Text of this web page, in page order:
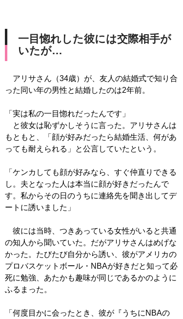
一目惚れした彼には交際相手が
いたが…
アリサさん（34歳）が、友人の結婚式で知り合
った同い年の男性と結婚したのは2年前。
「実は私の一目惚れだったんです」
と彼女は恥ずかしそうに言った。アリサさんは
もともと、「顔が好みだったら結婚生活、何があ
っても耐えられる」と公言していたという。
「ケンカしても顔が好みなら、すぐ仲直りできる
し。夫となった人は本当に顔が好きだったんで
す。私からその日のうちに連絡先を聞き出してデ
ートに誘いました」
彼には当時、つきあっている女性がいると共通
の知人から聞いていた。だがアリサさんはめげな
かった。たびたび自分から誘い、彼がアメリカの
プロバスケットボール・NBAが好きだと知って必
死に勉強、あたかも趣味が同じであるかのように
ふるまった。
「何度目かに会ったとき、彼が『うちにNBAの